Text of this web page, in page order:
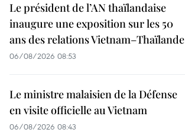
Le président de l’AN thaïlandaise
inaugure une exposition sur les 50
ans des relations Vietnam–Thaïlande
06/08/2026 08:53
Le ministre malaisien de la Défense
en visite officielle au Vietnam
06/08/2026 08:43